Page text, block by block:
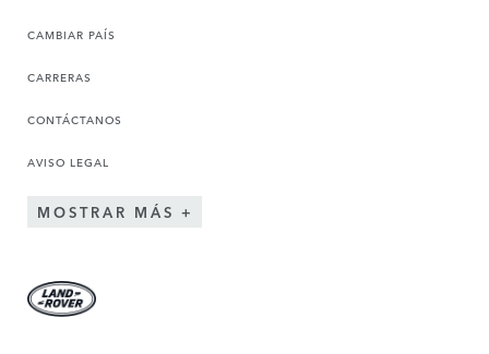
CAMBIAR PAÍS
CARRERAS
CONTÁCTANOS
AVISO LEGAL
MOSTRAR MÁS